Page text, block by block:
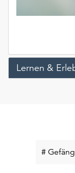
Lernen &
#